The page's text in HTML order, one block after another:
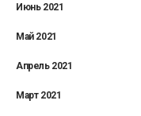
Июнь 2021
Май 2021
Апрель 2021
Март 2021